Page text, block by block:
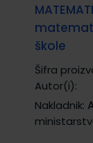
škole
Šifra
Autor(i):
Nakladnik: